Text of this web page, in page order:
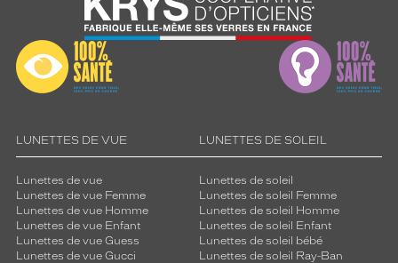
LUNETTES DE VUE
Lunettes de vue
Lunettes de vue Femme
Lunettes de vue Homme
Lunettes de vue Enfant
Lunettes de vue Guess
Lunettes de vue Gucci
LUNETTES DE SOLEIL
Lunettes de soleil
Lunettes de soleil Femme
Lunettes de soleil Homme
Lunettes de soleil Enfant
Lunettes de soleil bébé
Lunettes de soleil Ray-Ban